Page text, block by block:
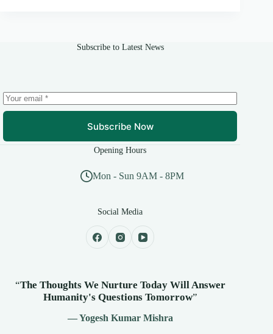
Subscribe to Latest News
Subscribe Now
Opening Hours
Mon - Sun 9AM - 8PM
Social Media
“The Thoughts We Nurture Today Will Answer
Humanity's Questions Tomorrow”
— Yogesh Kumar Mishra